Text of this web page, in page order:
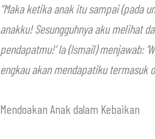
“Maka ketika anak itu sampai (pada
anakku! Sesungguhnya aku melihat
pendapatmu!’ Ia (Ismail) menjawab:
engkau akan mendapatiku termasuk
Mendoakan Anak dalam Kebaikan